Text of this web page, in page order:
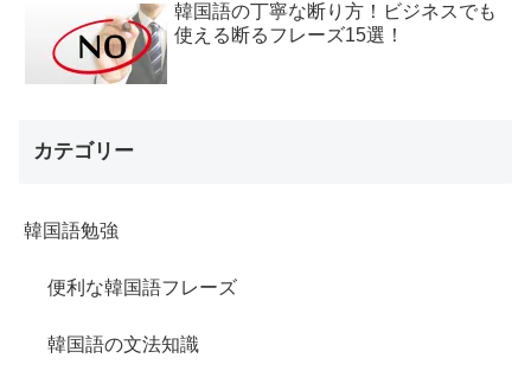
韓国語の丁寧な断り方！ビジネスでも
使える断るフレーズ15選！
カテゴリー
韓国語勉強
便利な韓国語フレーズ
韓国語の文法知識